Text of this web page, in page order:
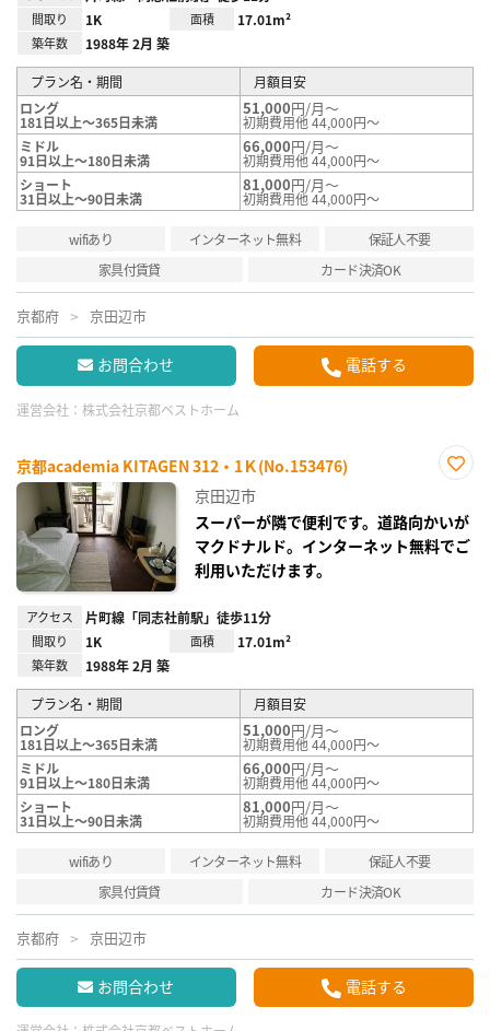
間取り 1K 面積 17.01m²
築年数 1988年 2月 築
プラン名・期間
月額目安
ロング
181日以上～365日未満
51,000円/月～
初期費用他 44,000円～
ミドル
91日以上～180日未満
66,000円/月～
初期費用他 44,000円～
ショート
31日以上～90日未満
81,000円/月～
初期費用他 44,000円～
wifiあり インターネット無料
保証人不要
家具付賃貸
カード決済OK
京都府 京田辺市
お問合わせ 電話する
運営会社： 株式会社京都ベストホーム
京都academia KITAGEN 312・1Ｋ(No.153476)
り登
録
京田辺市
スーパーが隣で便利です。道路向かいが
マクドナルド。インターネット無料でご
利用いただけます。
アクセス 片町線「同志社前駅」徒歩11分
間取り 1K 面積 17.01m²
築年数 1988年 2月 築
プラン名・期間
月額目安
ロング
181日以上～365日未満
51,000円/月～
初期費用他 44,000円～
ミドル
91日以上～180日未満
66,000円/月～
初期費用他 44,000円～
ショート
31日以上～90日未満
81,000円/月～
初期費用他 44,000円～
wifiあり インターネット無料
保証人不要
家具付賃貸
カード決済OK
京都府 京田辺市
お問合わせ 電話する